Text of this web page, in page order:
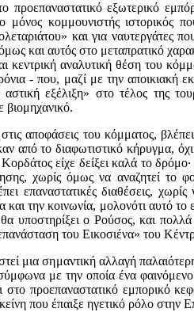
εξωτερι­κό
μόνος κομμουνιστής ιστορικός
και για ναυτεργάτες
και αυτός στο μεταπρατικό
κεντρική αναλυτική θέση του
- που, μαζί με την αποικιακή
εξέλιξη» στο τέλος της
βιομηχανικό.
αποφάσεις του κόμματος,
από το διαφωτιστικό κήρυγμα,
είχε δείξει καλά το
χωρίς όμως να αναζητεί το
επαναστατικές διαθέσεις,
την κοινω­νία, μολονότι αυτό το
υποστηρίξει ο Ρούσος, και
του Εικοσιένα» του
μια σημαντική αλλαγή
με την οποία ένα φαινόμενο
στο προεπαναστατικό εμπορικό
που έπαιξε ηγετικό ρόλο στην